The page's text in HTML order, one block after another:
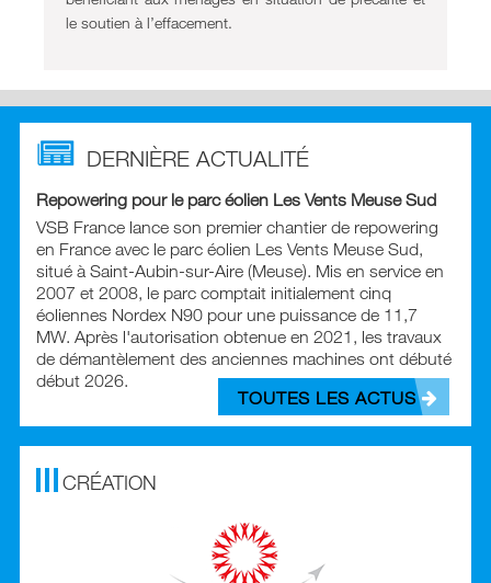
le soutien à l’effacement.
DERNIÈRE ACTUALITÉ
Repowering pour le parc éolien Les Vents Meuse Sud
VSB France lance son premier chantier de repowering
en France avec le parc éolien Les Vents Meuse Sud,
situé à Saint-Aubin-sur-Aire (Meuse). Mis en service en
2007 et 2008, le parc comptait initialement cinq
éoliennes Nordex N90 pour une puissance de 11,7
MW. Après l'autorisation obtenue en 2021, les travaux
de démantèlement des anciennes machines ont débuté
début 2026.
TOUTES LES ACTUS
CRÉATION